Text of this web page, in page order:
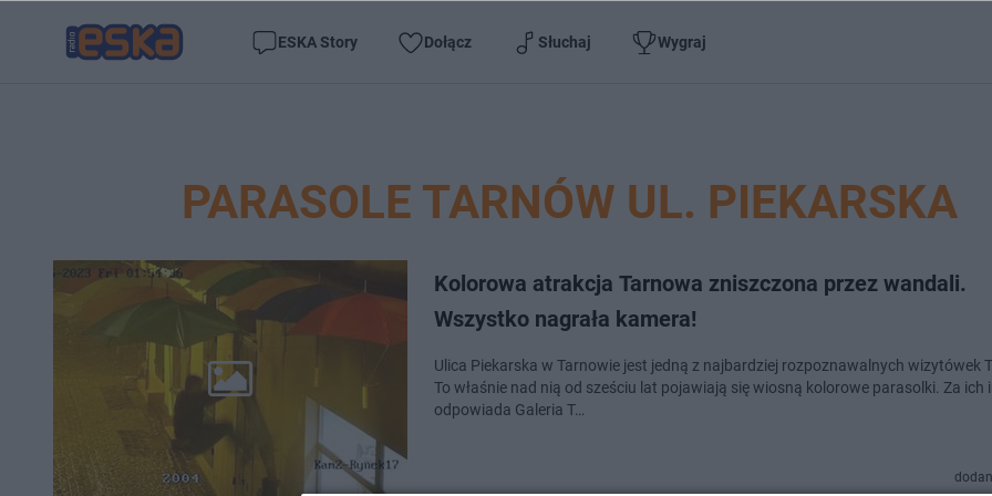
ESKA Story Dołącz Słuchaj Wygraj
PARASOLE TARNÓW UL. PIEKARSKA
Kolorowa atrakcja Tarnowa zniszczona przez wandali.
Wszystko nagrała kamera!
Ulica Piekarska w Tarnowie jest jedną z najbardziej rozpoznawalnych wizytówek
To właśnie nad nią od sześciu lat pojawiają się wiosną kolorowe parasolki. Za ich
odpowiada Galeria T…